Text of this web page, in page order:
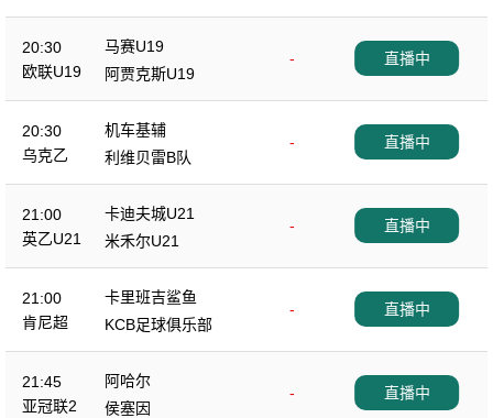
20:30
欧联U19
马赛U19
-
阿贾克斯U19
直播中
20:30
乌克乙
机车基辅
-
利维贝雷B队
直播中
21:00
英乙U21
卡迪夫城U21
-
米禾尔U21
直播中
21:00
肯尼超
卡里班吉鲨鱼
-
KCB足球俱乐部
直播中
21:45
亚冠联2
阿哈尔
-
侯塞因
直播中